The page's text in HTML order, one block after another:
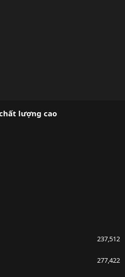
lượng cao
237,512
277,422